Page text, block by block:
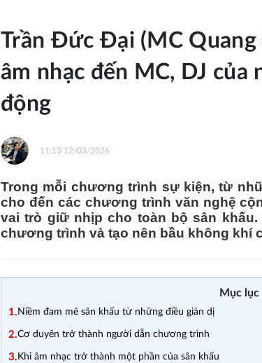
Trần Đức Đại (MC
âm nhạc đến MC, DJ của
động
11:13 12/03/2026
Trong mỗi chương trình sự kiện, từ
cho đến các chương trình văn nghệ
vai trò giữ nhịp cho toàn bộ sân
chương trình và tạo nên bầu không khí
Mục lục
1. Niềm đam mê sân khấu từ những điều giản dị
2.Cơ duyên trở thành người dẫn chương trình
3. Khi âm nhạc trở thành một phần của sân khấu